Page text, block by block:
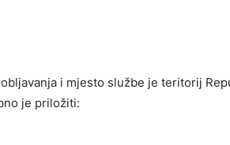
i mjesto službe je teritorij
je priložiti: